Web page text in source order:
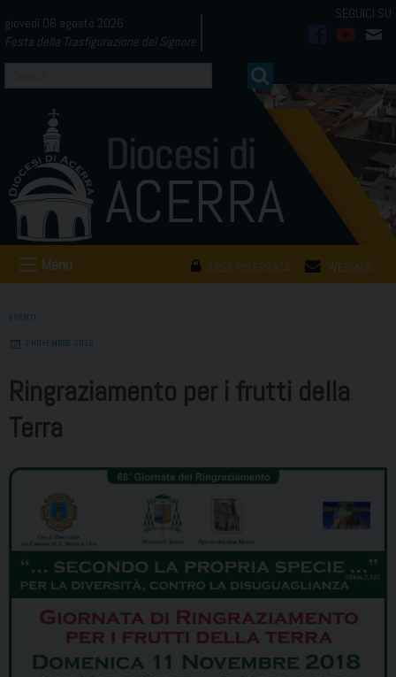
to
content
giovedì 06 agosto 2026
Festa della Trasfigurazione del Signore
AREA RISERVATA WEBMAIL
Menu
EVENTI
3 NOVEMBRE 2018
Ringraziamento per i frutti della
Terra